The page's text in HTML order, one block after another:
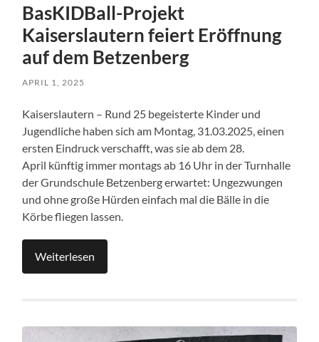
BasKIDBall-Projekt
Kaiserslautern feiert Eröffnung
auf dem Betzenberg
APRIL 1, 2025
Kaiserslautern – Rund 25 begeisterte Kinder und
Jugendliche haben sich am Montag, 31.03.2025, einen
ersten Eindruck verschafft, was sie ab dem 28.
April künftig immer montags ab 16 Uhr in der Turnhalle
der Grundschule Betzenberg erwartet: Ungezwungen
und ohne große Hürden einfach mal die Bälle in die
Körbe fliegen lassen.
Weiterlesen